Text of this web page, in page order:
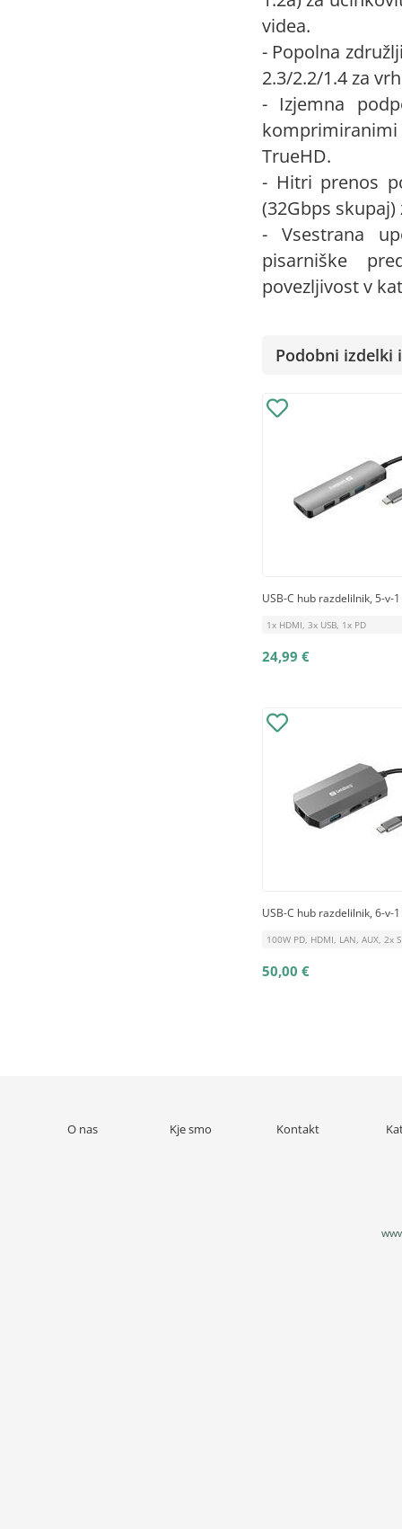
videa.
- Popolna
2.3/2.2/1.4 za
- Izjemna
komprimiranimi
TrueHD.
- Hitri prenos
(32Gbps
- Vsestrana
pisarniške
povezljivost v
Podobni izdelki
USB-C hub razdelilnik, 5-v-1
1x HDMI, 3x USB, 1x PD
24,99 €
USB-C hub razdelilnik, 6-v-1
100W PD, HDMI, LAN, AUX, 2x
50,00 €
O nas Kje smo Kontakt